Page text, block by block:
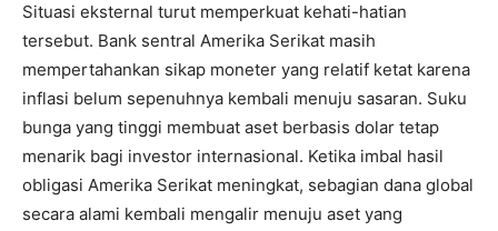
Situasi eksternal turut memperkuat kehati-hatian
tersebut. Bank sentral Amerika Serikat masih
mempertahankan sikap moneter yang relatif ketat karena
inflasi belum sepenuhnya kembali menuju sasaran. Suku
bunga yang tinggi membuat aset berbasis dolar tetap
menarik bagi investor internasional. Ketika imbal hasil
obligasi Amerika Serikat meningkat, sebagian dana global
secara alami kembali mengalir menuju aset yang